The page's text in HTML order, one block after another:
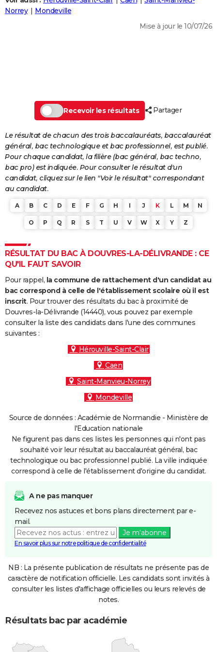
Destinations
City break
Voyage nature
Voyage de noces
Forum
Climat
+
PHOTO
Dictionnaire
PROGRAMME TV
S'inscrire
Se connecter
Lycées
Collèges
Primaires
Universités
Entreprises
Service militaire
Avis de recherche
AVIS DE DÉCÈS
FORUM
Bricolage
Lifestyle
Culture
Sport
Auto
Television
Voyage
Cinema
Norrey
Mondeville
Mise à jour le 10/07/26
Recevoir les résultats Partager
Le résultat de chacun des trois baccalauréats, baccalauréat
général, bac technologique et bac professionnel, est publié.
Pour chaque candidat, la filière (bac général, bac techno,
bac pro) est indiquée. Pour consulter le résultat d'un
candidat, cliquez sur le lien "Voir le résultat" correspondant
au candidat.
A B C D E F G H I J K L M N
O P Q R S T U V W X Y Z
RÉSULTAT DU BAC À DOUVRES-LA-DÉLIVRANDE : CE
QU'IL FAUT SAVOIR
Pour rappel, la commune de rattachement d'un candidat au
bac correspond à celle de l'établissement scolaire où il est
inscrit. Pour trouver des résultats du bac à proximité de
Douvres-la-Délivrande (14440), vous pouvez par exemple
consulter la liste des candidats dans l'une des communes
suivantes :
Hérouville-Saint-Clair
Caen
Saint-Manvieu-Norrey
Mondeville
Source de données : Académie de Normandie - Ministère de
l'Education nationale
Ne figurent pas dans ces listes les personnes qui n'ont pas
souhaité voir leur résultat au baccalauréat général, bac
technologique ou bac professionnel publié. La ville indiquée
correspond à celle de l'établissement d'origine du candidat.
A ne pas manquer
Recevez nos astuces et bons plans directement par e-
mail.
Je m'abonne
En savoir plus sur notre politique de confidentialité
NB : La présente publication de résultats ne présente pas de
caractère de notification officielle. Les candidats sont invités à
consulter les listes d'affichage officielles ou leurs relevés de
notes.
Résultats bac par académie